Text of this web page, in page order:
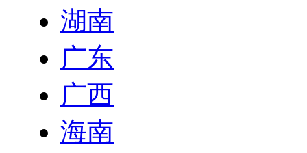
湖南
广东
广西
海南